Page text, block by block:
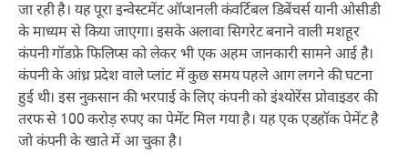
जा रही है। यह पूरा इन्वेस्टमेंट ऑप्शनली कंवर्टिबल डिबेंचर्स यानी ओसीडी
के माध्यम से किया जाएगा। इसके अलावा सिगरेट बनाने वाली मशहूर
कंपनी गॉडफ्रे फिलिप्स को लेकर भी एक अहम जानकारी सामने आई है।
कंपनी के आंध्र प्रदेश वाले प्लांट में कुछ समय पहले आग लगने की घटना
हुई थी। इस नुकसान की भरपाई के लिए कंपनी को इंश्योरेंस प्रोवाइडर की
तरफ से 100 करोड़ रुपए का पेमेंट मिल गया है। यह एक एडहॉक पेमेंट है
जो कंपनी के खाते में आ चुका है।